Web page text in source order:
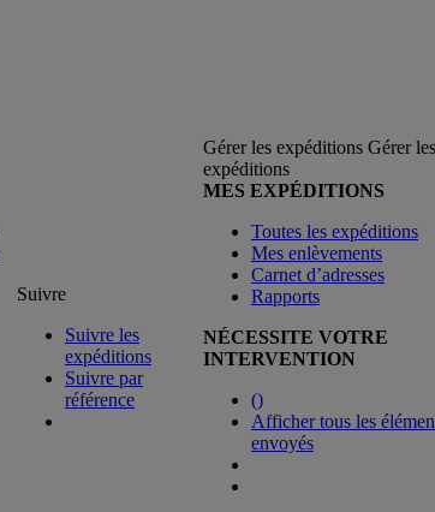
Suivre
Suivre les
expéditions
Suivre par
référence
Gérer les expéditions Gérer les
expéditions
MES EXPÉDITIONS
Toutes les expéditions
Mes enlèvements
Carnet d’adresses
Rapports
NÉCESSITE VOTRE
INTERVENTION
()
Afficher tous les
envoyés